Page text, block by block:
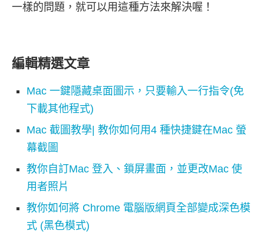
一樣的問題，就可以用這種方法來解決喔！
編輯精選文章
Mac 一鍵隱藏桌面圖示，只要輸入一行指令(免
下載其他程式)
Mac 截圖教學| 教你如何用4 種快捷鍵在Mac 螢
幕截圖
教你自訂Mac 登入、鎖屏畫面，並更改Mac 使
用者照片
教你如何將 Chrome 電腦版網頁全部變成深色模
式 (黑色模式)